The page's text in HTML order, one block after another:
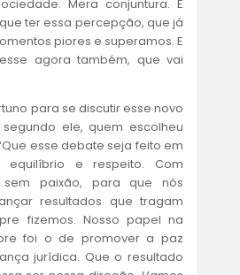
Mera conjuntura. E
ter essa percepção, que já
piores e superamos. E
agora também, que vai
para se discutir esse novo
ele, quem escolheu
esse debate seja feito em
e respeito. Com
sem paixão, para que nós
resultados que tragam
fizemos. Nosso papel na
foi o de promover a paz
jurídica. Que o resultado